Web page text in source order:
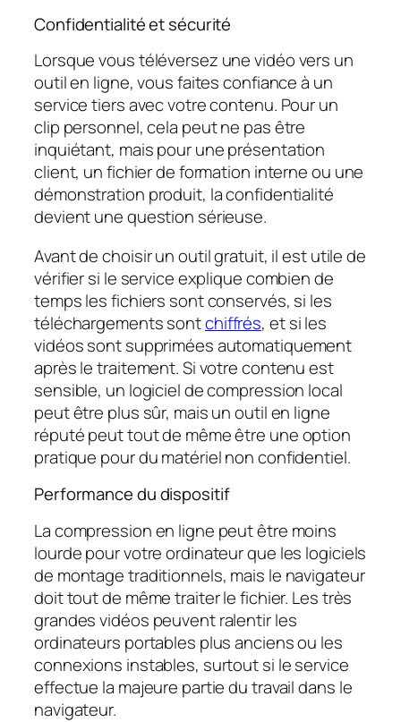
Confidentialité et sécurité
Lorsque vous téléversez une vidéo vers un
outil en ligne, vous faites confiance à un
service tiers avec votre contenu. Pour un
clip personnel, cela peut ne pas être
inquiétant, mais pour une présentation
client, un fichier de formation interne ou une
démonstration produit, la confidentialité
devient une question sérieuse.
Avant de choisir un outil gratuit, il est utile de
vérifier si le service explique combien de
temps les fichiers sont conservés, si les
téléchargements sontchiffrés, et si les
vidéos sont supprimées automatiquement
après le traitement. Si votre contenu est
sensible, un logiciel de compression local
peut être plus sûr, mais un outil en ligne
réputé peut tout de même être une option
pratique pour du matériel non confidentiel.
Performance du dispositif
La compression en ligne peut être moins
lourde pour votre ordinateur que les logiciels
de montage traditionnels, mais le navigateur
doit tout de même traiter le fichier. Les très
grandes vidéos peuvent ralentir les
ordinateurs portables plus anciens ou les
connexions instables, surtout si le service
effectue la majeure partie du travail dans le
navigateur.